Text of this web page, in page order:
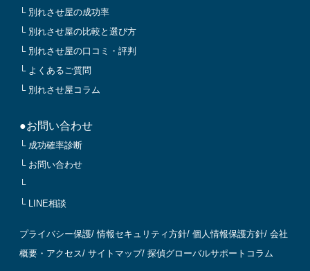
└ 別れさせ屋の成功率
└ 別れさせ屋の比較と選び方
└ 別れさせ屋の口コミ・評判
└ よくあるご質問
└ 別れさせ屋コラム
●お問い合わせ
└ 成功確率診断
└ お問い合わせ
└
└ LINE相談
プライバシー保護/情報セキュリティ方針/ 個人情報保護方針/ 会社
概要・アクセス/ サイトマップ/ 探偵グローバルサポートコラム